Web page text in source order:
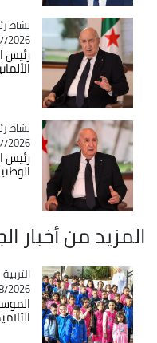
Catégorie
نشاط
2026 - 23:29
رئيس
Catégorie
نشاط
2026 - 23:20
رئيس
المزيد من أخبار
Catégorie
التربية
2026 - 16:22
التلاميذ